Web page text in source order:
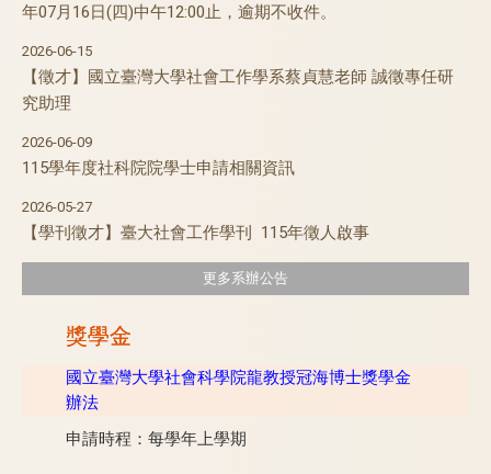
年07月16日(四)中午12:00止，逾期不收件。
2026-06-15
【徵才】國立臺灣大學社會工作學系蔡貞慧老師 誠徵專任研
究助理
2026-06-09
115學年度社科院院學士申請相關資訊
2026-05-27
【學刊徵才】臺大社會工作學刊 115年徵人啟事
更多系辦公告
獎學金
國立臺灣大學社會科學院龍教授冠海博士獎學金
辦法
申請時程：每學年上學期